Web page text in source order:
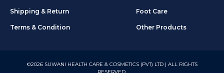
Shipping & Return
Terms & Condition
Foot Care
Other Products
©2026 SUWANI HEALTH CARE & COSMETICS (PVT) LTD | ALL RIGHTS
RESERVED.